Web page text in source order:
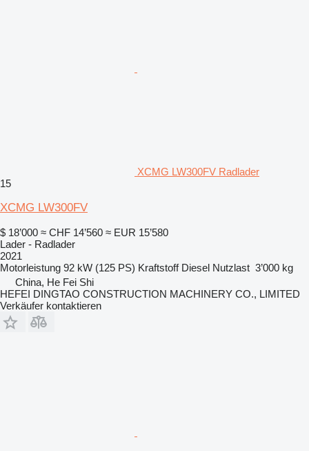
XCMG LW300FV Radlader
15
XCMG LW300FV
$ 18’000 ≈ CHF 14’560 ≈ EUR 15’580
Lader - Radlader
2021
Motorleistung 92 kW (125 PS) Kraftstoff Diesel Nutzlast 3’000 kg
China, He Fei Shi
HEFEI DINGTAO CONSTRUCTION MACHINERY CO., LIMITED
Verkäufer kontaktieren